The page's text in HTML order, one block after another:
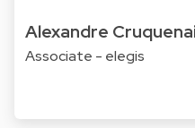
Alexandre
Associate - elegis